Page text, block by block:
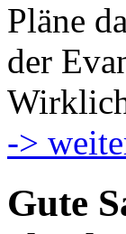
Pläne
der
->
Gute